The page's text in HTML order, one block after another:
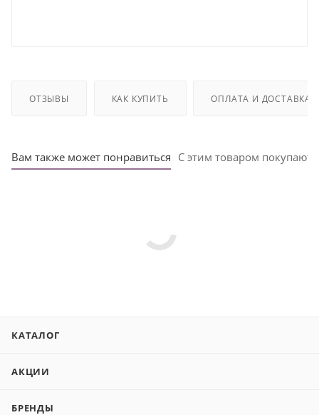
ОТЗЫВЫ КАК КУПИТЬ ОПЛАТА И ДОСТАВКА
Вам также может понравиться С этим товаром покупают
КАТАЛОГ
АКЦИИ
БРЕНДЫ